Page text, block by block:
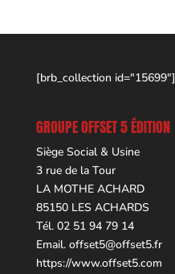
[brb_collection id="15699"]
GROUPE OFFSET 5 ÉDITION
Siège Social & Usine
3 rue de la Tour
LA MOTHE ACHARD
85150 LES ACHARDS
Tél. 02 51 94 79 14
Email. offset5@offset5.fr
https://www.offset5.com